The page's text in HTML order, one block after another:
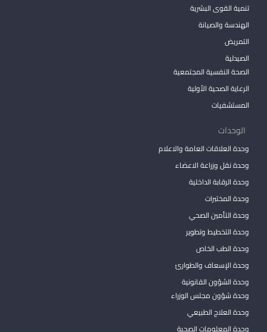
تنمية القوى البشرية
الهندسة والصيانة
التمريض
الصيدلية
الصحة النفسية المجتمعية
الرعاية الصحية الأولية
المستشفيات
الوحدات
وحدة العلاقات العامة والاعلام
وحدة نقل وزراعة الاعضاء
وحدة الرقابة الداخلية
وحدة المختبرات
وحدة التأمين الصحي
وحدة التخطيط وتطوير
وحدة الطب الخاص
وحدة الإسعاف والطوارئ
وحدة الشؤون القانونية
وحدة شؤون مجلس الوزراء
وحدة العلاج الطبيعي
وحدة المعلومات الصحية